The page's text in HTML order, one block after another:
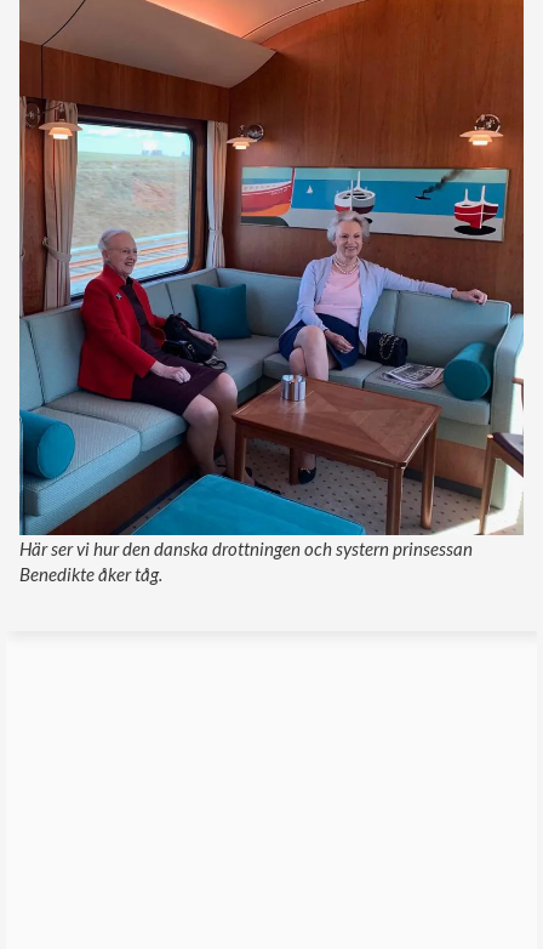
Här ser vi hur den danska drottningen och systern prinsessan
Benedikte åker tåg.